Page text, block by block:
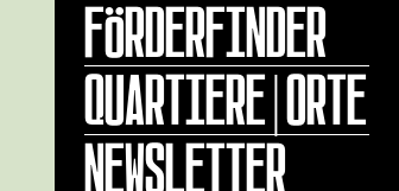
FÖRDERFINDER
QUARTIERE|ORTE
NEWSLETTER